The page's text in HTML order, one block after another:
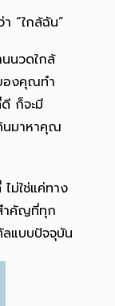
“ใกล้ฉัน”
นวดใกล้
องคุณทำ
ก็จะมี
นมาหาคุณ
ม่ใช่แค่ทาง
ำคัญที่ทุก
ลแบบปัจจุบัน